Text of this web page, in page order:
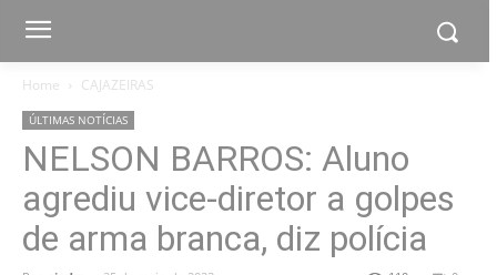
Home CAJAZEIRAS
ÚLTIMAS NOTÍCIAS
NELSON BARROS: Aluno
agrediu vice-diretor a golpes
de arma branca, diz polícia